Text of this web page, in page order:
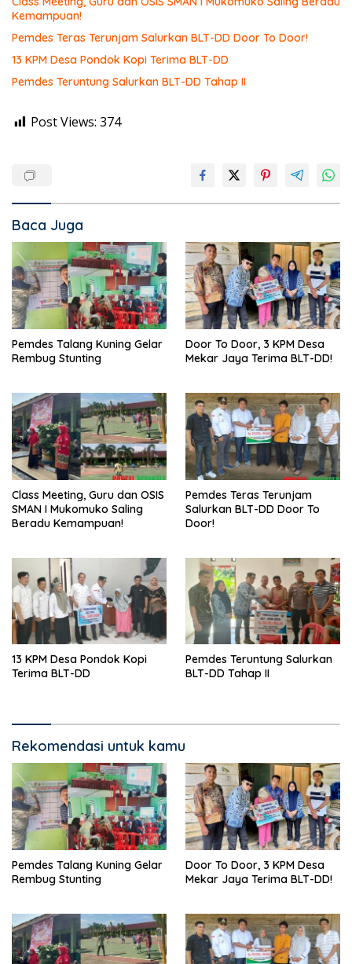
Kemampuan!
Pemdes Teras Terunjam Salurkan BLT-DD Door To Door!
13 KPM Desa Pondok Kopi Terima BLT-DD
Pemdes Teruntung Salurkan BLT-DD Tahap II
Post Views: 374
Baca Juga
Pemdes Talang Kuning Gelar
Rembug Stunting
Door To Door, 3 KPM Desa
Mekar Jaya Terima BLT-DD!
Class Meeting, Guru dan OSIS
SMAN I Mukomuko Saling
Beradu Kemampuan!
Pemdes Teras Terunjam
Salurkan BLT-DD Door To
Door!
13 KPM Desa Pondok Kopi
Terima BLT-DD
Pemdes Teruntung Salurkan
BLT-DD Tahap II
Rekomendasi untuk kamu
Pemdes Talang Kuning Gelar
Rembug Stunting
Door To Door, 3 KPM Desa
Mekar Jaya Terima BLT-DD!